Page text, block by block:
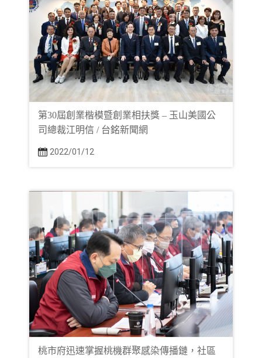
第30屆創業楷模暨創業相扶獎 – 玉山美國公
司總裁江明信 / 台銘新聞網
2022/01/12
桃市府迅速掌握桃機群聚感染傳播鏈，社區